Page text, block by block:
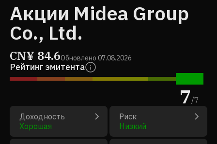
Акции Midea Group
Co., Ltd.
CN¥ 84.6Обновлено 07.08.2026
Рейтинг эмитента
7/7
Доходность
Хорошая
Риск
Низкий